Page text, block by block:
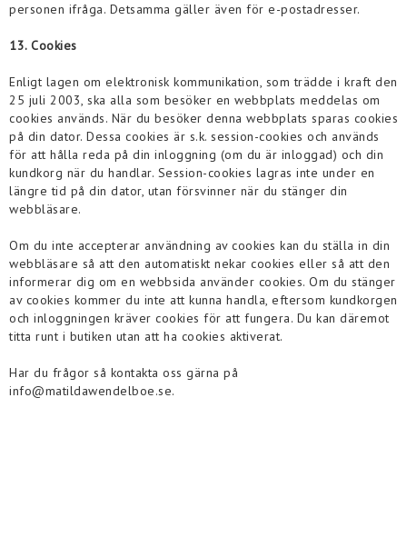
personen ifråga. Detsamma gäller även för e-postadresser.
13. Cookies
Enligt lagen om elektronisk kommunikation, som trädde i kraft den
25 juli 2003, ska alla som besöker en webbplats meddelas om
cookies används. När du besöker denna webbplats sparas cookies
på din dator. Dessa cookies är s.k. session-cookies och används
för att hålla reda på din inloggning (om du är inloggad) och din
kundkorg när du handlar. Session-cookies lagras inte under en
längre tid på din dator, utan försvinner när du stänger din
webbläsare.
Om du inte accepterar användning av cookies kan du ställa in din
webbläsare så att den automatiskt nekar cookies eller så att den
informerar dig om en webbsida använder cookies. Om du stänger
av cookies kommer du inte att kunna handla, eftersom kundkorgen
och inloggningen kräver cookies för att fungera. Du kan däremot
titta runt i butiken utan att ha cookies aktiverat.
Har du frågor så kontakta oss gärna på
info@matildawendelboe.se.